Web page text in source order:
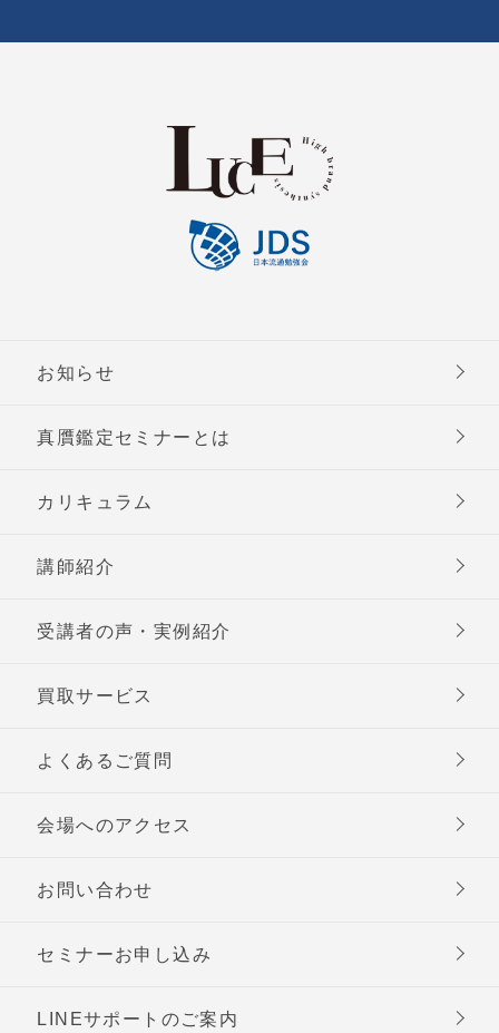
お知らせ
真贋鑑定セミナーとは
カリキュラム
講師紹介
受講者の声・実例紹介
買取サービス
よくあるご質問
会場へのアクセス
お問い合わせ
セミナーお申し込み
LINEサポートのご案内